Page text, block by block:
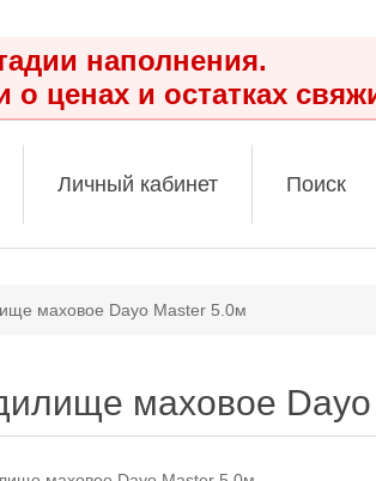
наполнения.
ценах и остатках
Личный кабинет Поиск
маховое Dayo Master 5.0м
маховое